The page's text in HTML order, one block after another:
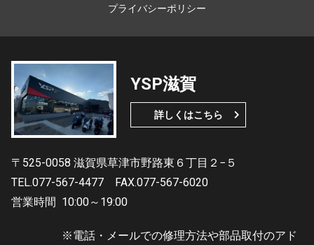
プライバシーポリシー
YSP滋賀
詳しくはこちら
〒525-0058 滋賀県草津市野路東６丁目２−５
TEL.077-567-4477
FAX.077-567-6020
営業時間 10:00～19:00
※電話・メールでの修理方法や部品取付のアド